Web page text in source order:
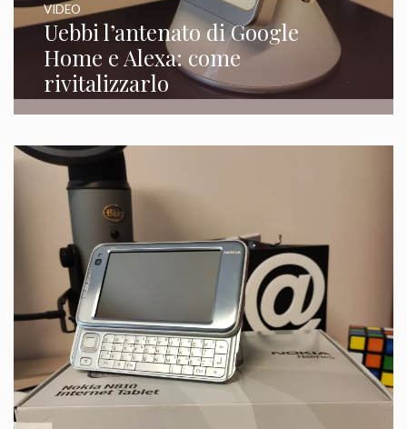
Uebbi l’antenato di Google
Home e Alexa: come
rivitalizzarlo
VIDEO